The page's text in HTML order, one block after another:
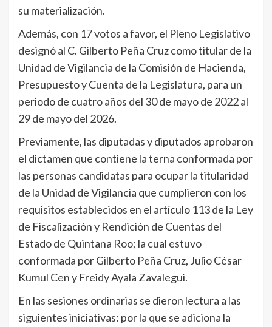
su materialización.
Además, con 17 votos a favor, el Pleno Legislativo
designó al C. Gilberto Peña Cruz como titular de la
Unidad de Vigilancia de la Comisión de Hacienda,
Presupuesto y Cuenta de la Legislatura, para un
periodo de cuatro años del 30 de mayo de 2022 al
29 de mayo del 2026.
Previamente, las diputadas y diputados aprobaron
el dictamen que contiene la terna conformada por
las personas candidatas para ocupar la titularidad
de la Unidad de Vigilancia que cumplieron con los
requisitos establecidos en el artículo 113 de la Ley
de Fiscalización y Rendición de Cuentas del
Estado de Quintana Roo; la cual estuvo
conformada por Gilberto Peña Cruz, Julio César
Kumul Cen y Freidy Ayala Zavalegui.
En las sesiones ordinarias se dieron lectura a las
siguientes iniciativas: por la que se adiciona la